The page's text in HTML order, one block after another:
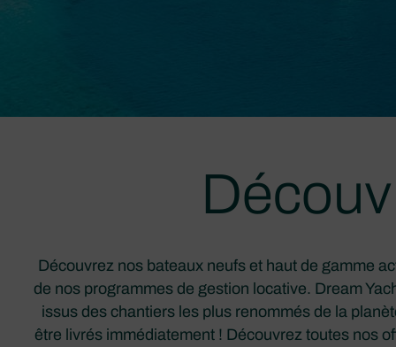
Découvrez nos bateaux neufs et haut de gamme
de nos programmes de gestion locative. Dream
issus des chantiers les plus renommés de la
être livrés immédiatement ! Découvrez toutes nos